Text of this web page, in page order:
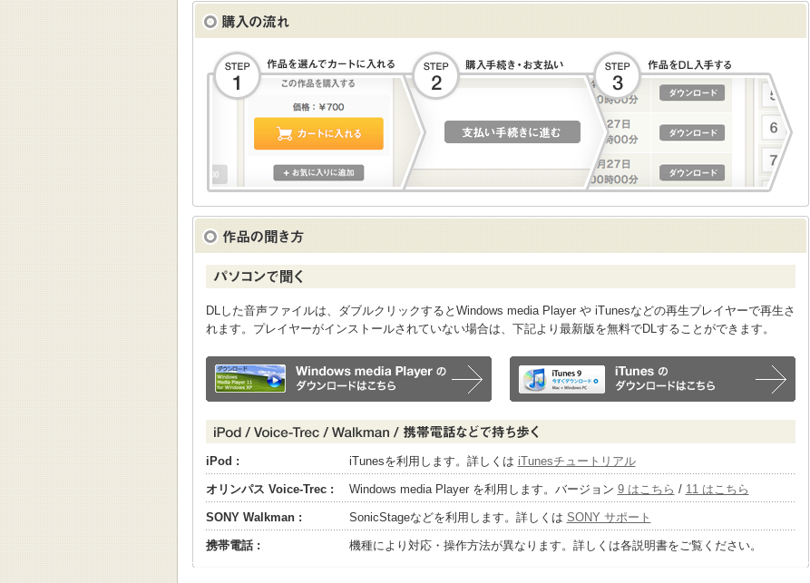
DLした音声ファイルは、ダブルクリックするとWindows media Player や iTunesなどの再生プレイヤーで再生さ
れます。プレイヤーがインストールされていない場合は、下記より最新版を無料でDLすることができます。
iPod : iTunesを利用します。詳しくは iTunesチュートリアル
オリンパス Voice-Trec : Windows media Player を利用します。バージョン 9 はこちら / 11 はこちら
SONY Walkman : SonicStageなどを利用します。詳しくは SONY サポート
携帯電話 : 機種により対応・操作方法が異なります。詳しくは各説明書をご覧ください。